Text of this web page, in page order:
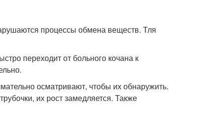
процессы обмена веществ. Тля
переходит от больного кочана к
осматривают, чтобы их обнаружить.
их рост замедляется. Также